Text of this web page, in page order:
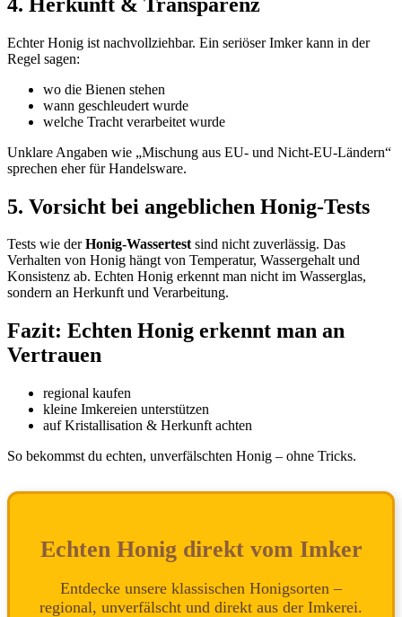
Echter Honig ist nachvollziehbar. Ein seriöser Imker kann in der
Regel sagen:
wo die Bienen stehen
wann geschleudert wurde
welche Tracht verarbeitet wurde
Unklare Angaben wie „Mischung aus EU- und Nicht-EU-Ländern“
sprechen eher für Handelsware.
5. Vorsicht bei angeblichen Honig-Tests
Tests wie derHonig-Wassertestsind nicht zuverlässig. Das
Verhalten von Honig hängt von Temperatur, Wassergehalt und
Konsistenz ab. Echten Honig erkennt man nicht im Wasserglas,
sondern an Herkunft und Verarbeitung.
Fazit: Echten Honig erkennt man an
Vertrauen
regional kaufen
kleine Imkereien unterstützen
auf Kristallisation & Herkunft achten
So bekommst du echten, unverfälschten Honig – ohne Tricks.
Echten Honig direkt vom Imker
Entdecke unsere klassischen Honigsorten –
regional, unverfälscht und direkt aus der Imkerei.